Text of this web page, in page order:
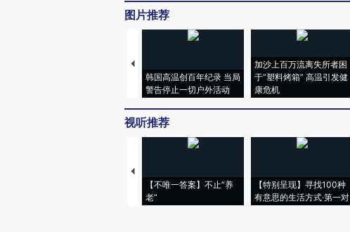
图片推荐
韩国高温创百年纪录 当局
警告停止一切户外活动
加沙上百万流离失所者困
于“塑料烤箱” 高温引发健
康危机
视听推荐
【不唯一答案】不止“养
老”
【特别呈现】寻找100种
有意思的生活方式·第一对